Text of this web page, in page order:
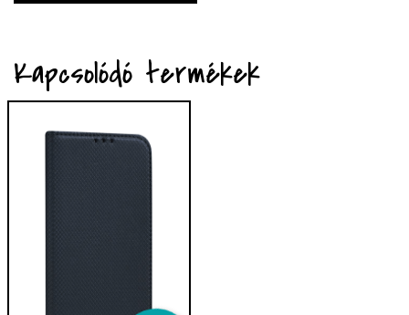
Kapcsolódó termékek